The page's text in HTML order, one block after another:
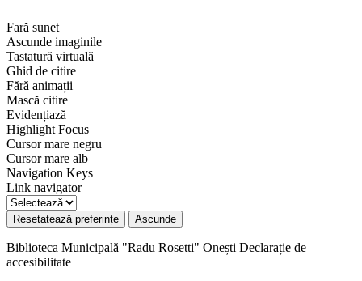
Fară sunet
Ascunde imaginile
Tastatură virtuală
Ghid de citire
Fără animații
Mască citire
Evidențiază
Highlight Focus
Cursor mare negru
Cursor mare alb
Navigation Keys
Link navigator
Resetatează preferințe Ascunde
Biblioteca Municipală "Radu Rosetti" Onești Declarație de
accesibilitate